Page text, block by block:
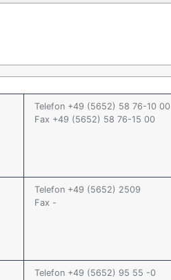
Telefon +49 (5652) 58 76-10 00
Fax +49 (5652) 58 76-15 00
Telefon +49 (5652) 2509
Fax -
Telefon +49 (5652) 95 55 -0